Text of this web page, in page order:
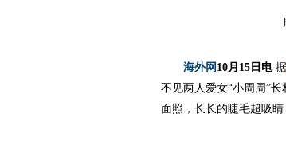
海外网 10月15日电据
不见两人爱女“小周周”
面照，长长的睫毛超吸睛